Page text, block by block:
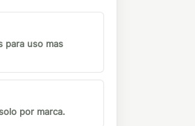
para uso mas
por marca.